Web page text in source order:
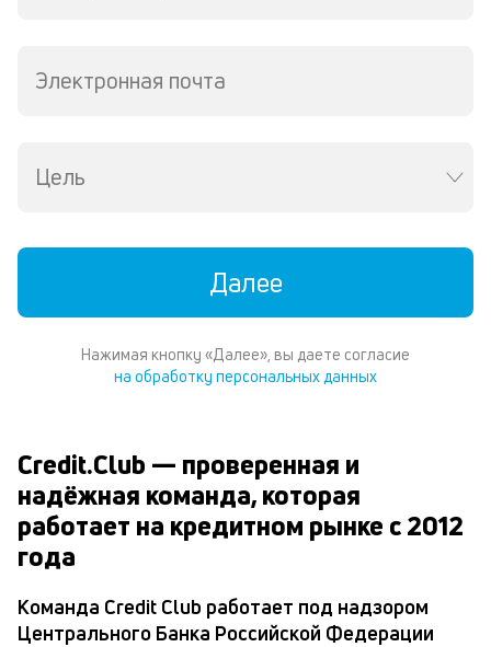
Электронная почта
Цель
Далее
Нажимая кнопку «Далее», вы даете согласие
на обработку персональных данных
Credit.Club — проверенная и
надёжная команда, которая
работает на кредитном рынке с 2012
года
Команда Credit Club работает под надзором
Центрального Банка Российской Федерации